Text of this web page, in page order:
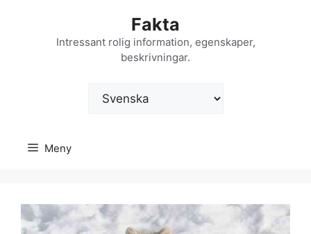
Fakta
Intressant rolig information, egenskaper,
beskrivningar.
Välj
Meny